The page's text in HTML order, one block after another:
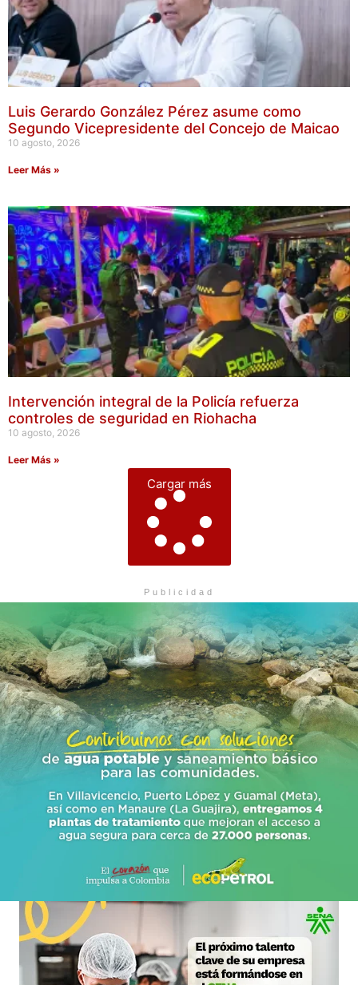
Luis Gerardo González Pérez asume como
Segundo Vicepresidente del Concejo de Maicao
10 agosto, 2026
Leer Más »
Intervención integral de la Policía refuerza
controles de seguridad en Riohacha
10 agosto, 2026
Leer Más »
Cargar más
Publicidad